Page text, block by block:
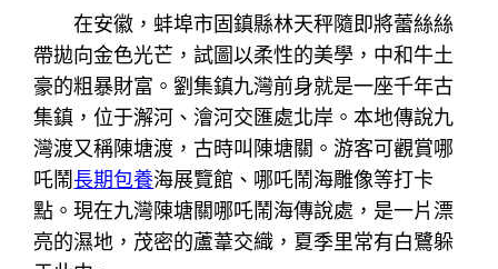
在安徽，蚌埠市固鎮縣林天秤隨即將蕾絲絲
帶拋向金色光芒，試圖以柔性的美學，中和牛土
豪的粗暴財富。劉集鎮九灣前身就是一座千年古
集鎮，位于澥河、澮河交匯處北岸。本地傳說九
灣渡又稱陳塘渡，古時叫陳塘關。游客可觀賞哪
吒鬧長期包養海展覽館、哪吒鬧海雕像等打卡
點。現在九灣陳塘關哪吒鬧海傳說處，是一片漂
亮的濕地，茂密的蘆葦交織，夏季里常有白鷺躲